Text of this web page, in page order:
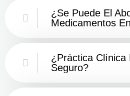
¿Se Puede El
Medicamentos
¿Práctica Clínica
Seguro?